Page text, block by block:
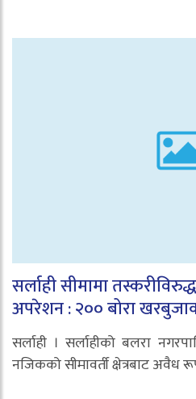
सर्लाही सीमामा
अपरेशन : २०० बोरा
सर्लाही । सर्लाहीको बलरा
नजिकको सीमावर्ती क्षेत्रबाट अवैध